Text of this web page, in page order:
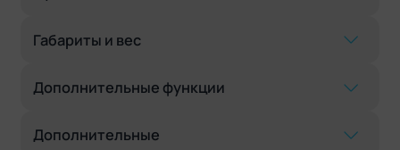
Габариты и вес
Дополнительные функции
Дополнительные